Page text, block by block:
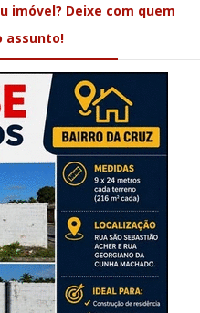
imóvel? Deixe com quem
assunto!